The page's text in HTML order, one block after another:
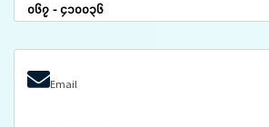
၀၆၇ - ၄၁၀၀၃၆
Email